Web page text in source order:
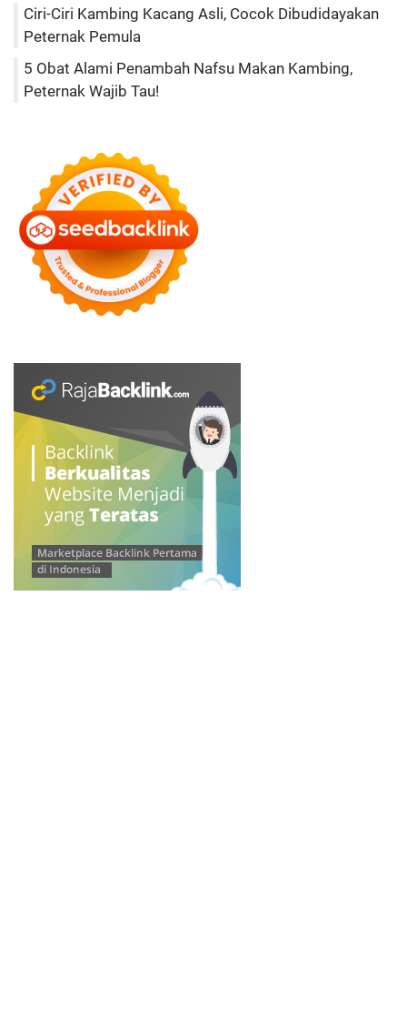
Ciri-Ciri Kambing Kacang Asli, Cocok Dibudidayakan
Peternak Pemula
5 Obat Alami Penambah Nafsu Makan Kambing,
Peternak Wajib Tau!